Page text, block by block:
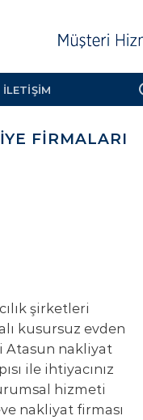
İLETİŞİM
FIRMALARI
şirketleri
kusursuz evden
Atasun nakliyat
ile ihtiyacınız
hizmeti
nakliyat firması